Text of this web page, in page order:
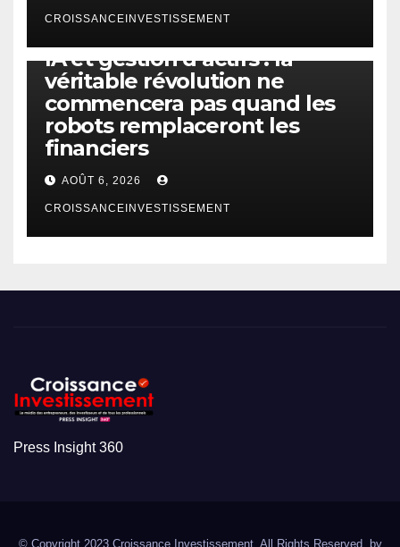
CROISSANCEINVESTISSEMENT
IA et gestion d’actifs : la
véritable révolution ne
commencera pas quand les
robots remplaceront les
financiers
AOÛT 6, 2026
CROISSANCEINVESTISSEMENT
Press Insight 360
© Copyright 2023 Croissance Investissement. All Rights Reserved. by